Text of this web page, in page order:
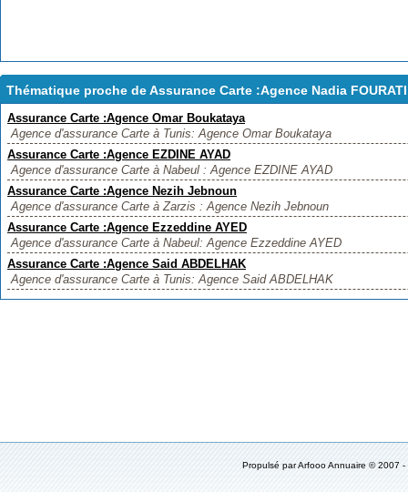
Thématique proche de Assurance Carte :Agence Nadia FOURATI
Assurance Carte :Agence Omar Boukataya
Agence d'assurance Carte à Tunis: Agence Omar Boukataya
Assurance Carte :Agence EZDINE AYAD
Agence d'assurance Carte à Nabeul : Agence EZDINE AYAD
Assurance Carte :Agence Nezih Jebnoun
Agence d'assurance Carte à Zarzis : Agence Nezih Jebnoun
Assurance Carte :Agence Ezzeddine AYED
Agence d'assurance Carte à Nabeul: Agence Ezzeddine AYED
Assurance Carte :Agence Said ABDELHAK
Agence d'assurance Carte à Tunis: Agence Said ABDELHAK
Propulsé parArfooo Annuaire © 2007